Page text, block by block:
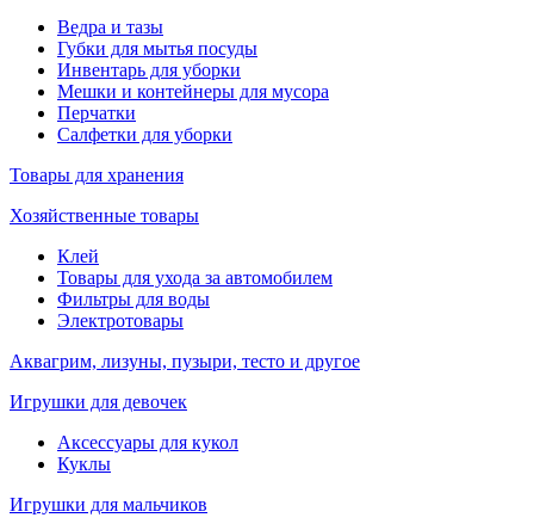
Ведра и тазы
Губки для мытья посуды
Инвентарь для уборки
Мешки и контейнеры для мусора
Перчатки
Салфетки для уборки
Товары для хранения
Хозяйственные товары
Клей
Товары для ухода за автомобилем
Фильтры для воды
Электротовары
Аквагрим, лизуны, пузыри, тесто и другое
Игрушки для девочек
Аксессуары для кукол
Куклы
Игрушки для мальчиков